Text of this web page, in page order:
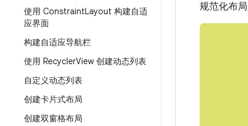
使用 ConstraintLayout 构建自适
应界面
构建自适应导航栏
使用 RecyclerView 创建动态列表
自定义动态列表
创建卡片式布局
创建双窗格布局
规范化布